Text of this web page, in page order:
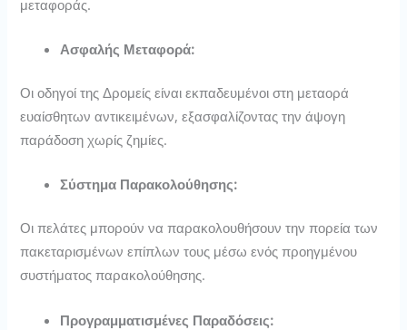
μεταφοράς.
Ασφαλής Μεταφορά:
Οι οδηγοί της Δρομείς είναι εκπαδευμένοι στη μεταορά
ευαίσθητων αντικειμένων, εξασφαλίζοντας την άψογη
παράδοση χωρίς ζημίες.
Σύστημα Παρακολούθησης:
Οι πελάτες μπορούν να παρακολουθήσουν την πορεία των
πακεταρισμένων επίπλων τους μέσω ενός προηγμένου
συστήματος παρακολούθησης.
Προγραμματισμένες Παραδόσεις: